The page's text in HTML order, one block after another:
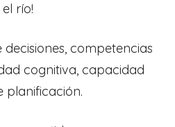
río!
decisiones, competencias
cognitiva, capacidad
planificación.